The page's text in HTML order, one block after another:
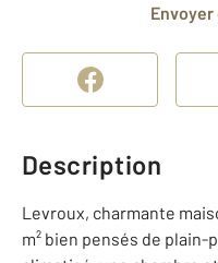
Description
Levroux, charmante
m² bien pensés de plain-